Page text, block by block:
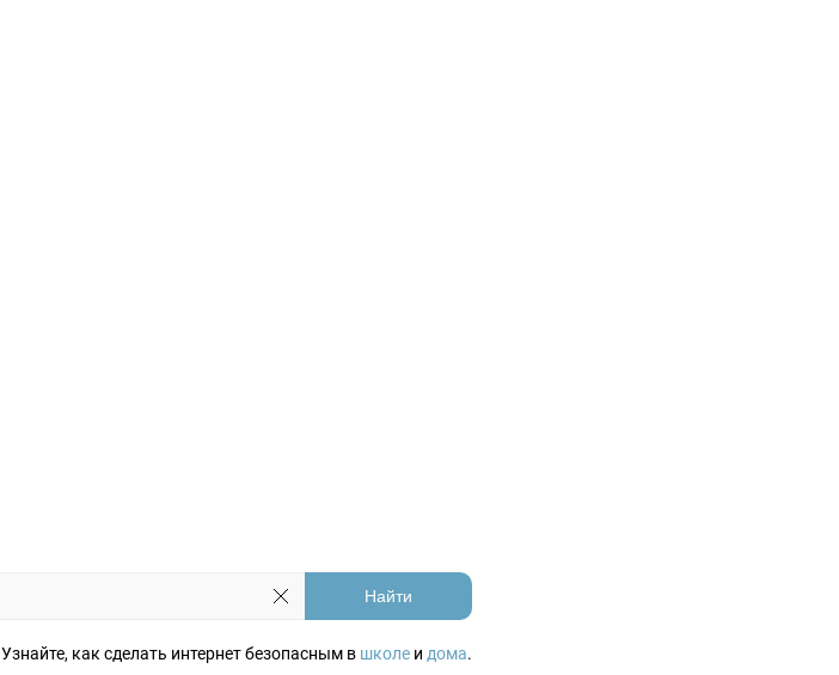
Найти
Узнайте, как сделать интернет безопасным в школе и дома.